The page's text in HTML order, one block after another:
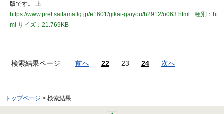
版です。 上
https://www.pref.saitama.lg.jp/e1601/gikai-gaiyou/h2912/o063.html
種別：ht
ml サイズ：21.769KB
検索結果ページ 前へ 22 23 24 次へ
トップページ > 検索結果